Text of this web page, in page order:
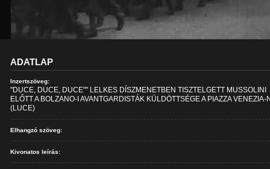
ADATLAP
Inzertszöveg:
"DUCE, DUCE, DUCE"" LELKES DÍSZMENETBEN TISZTELGETT MUSSOLINI
ELŐTT A BOLZANO-I AVANTGARDISTÁK KÜLDÖTTSÉGE A PIAZZA VENEZIA-
(LUCE)
Elhangzó szöveg:
Kivonatos leírás: